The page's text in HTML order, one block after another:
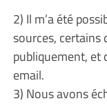
2) Il m’a été
sources, certains
publiquement, et
email.
3) Nous avons